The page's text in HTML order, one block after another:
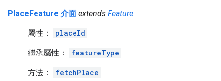
PlaceFeature 介面 extends Feature
屬性： placeId
繼承屬性： featureType
方法： fetchPlace